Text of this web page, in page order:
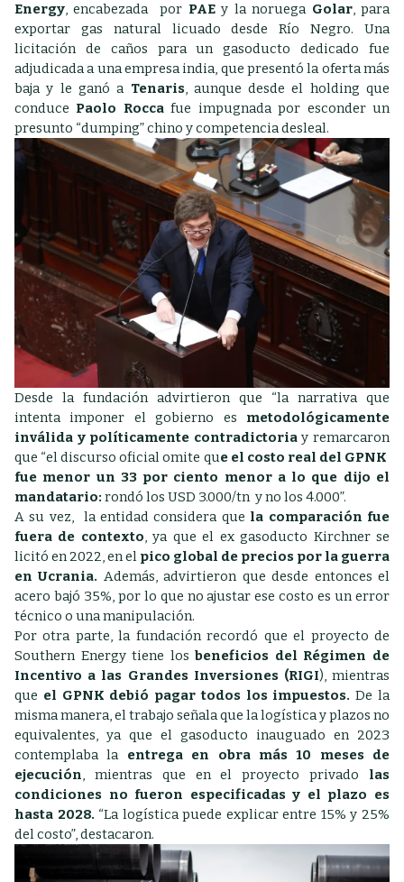
Energy, encabezada por PAEy la noruega Golar, para
exportar gas natural licuado desde Río Negro. Una
licitación de caños para un gasoducto dedicado fue
adjudicada a una empresa india, que presentó la oferta más
baja y le ganó a Tenaris, aunque desde el holding que
conduce Paolo Roccafue impugnada por esconder un
presunto “dumping” chino y competencia desleal.
Desde la fundación advirtieron que “la narrativa que
intenta imponer el gobierno es metodológicamente
inválida y políticamente contradictoriay remarcaron
que “el discurso oficial omite que el costo real del GPNK
fue menor un 33 por ciento menor a lo que dijo el
mandatario: rondó los USD 3.000/tn y no los 4.000”.
A su vez, la entidad considera que la comparación fue
fuera de contexto, ya que el ex gasoducto Kirchner se
licitó en 2022, en el pico global de precios por la guerra
en Ucrania. Además, advirtieron que desde entonces el
acero bajó 35%, por lo que no ajustar ese costo es un error
técnico o una manipulación.
Por otra parte, la fundación recordó que el proyecto de
Southern Energy tiene los beneficios del Régimen de
Incentivo a las Grandes Inversiones (RIGI), mientras
que el GPNK debió pagar todos los impuestos. De la
misma manera, el trabajo señala que la logística y plazos no
equivalentes, ya que el gasoducto inauguado en 2023
contemplaba la entrega en obra más 10 meses de
ejecución, mientras que en el proyecto privado las
condiciones no fueron especificadas y el plazo es
hasta 2028. “La logística puede explicar entre 15% y 25%
del costo”, destacaron.